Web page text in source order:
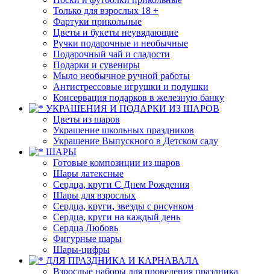
Только для взрослых 18 +
Фартуки прикольные
Цветы и букеты неувядающие
Ручки подарочные и необычные
Подарочный чай и сладости
Подарки и сувениры
Мыло необычное ручной работы
Антистрессовые игрушки и подушки
Консервация подарков в железную банку
УКРАШЕНИЯ И ПОДАРКИ ИЗ ШАРОВ
Цветы из шаров
Украшение школьных праздников
Украшение Выпускного в Детском саду
ШАРЫ
Готовые композиции из шаров
Шары латексные
Сердца, круги С Днем Рождения
Шары для взрослых
Сердца, круги, звезды с рисунком
Сердца, круги на каждый день
Сердца Любовь
Фигурные шары
Шары-цифры
ДЛЯ ПРАЗДНИКА И КАРНАВАЛА
Взрослые наборы для проведения праздника